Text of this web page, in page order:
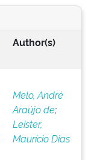
Author(s)
Melo, André
Araújo de;
Leister,
Maurício Dias